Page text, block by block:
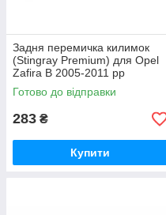
Задня перемичка килимок
(Stingray Premium) для Opel
Zafira B 2005-2011 рр
Готово до відправки
283 ₴
Купити